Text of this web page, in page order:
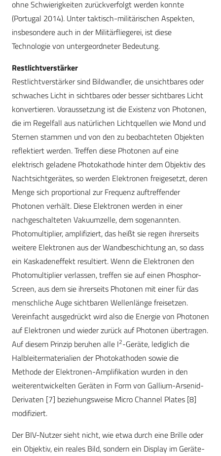
ohne Schwierigkeiten zurückverfolgt werden konnte
(Portugal 2014). Unter taktisch-militärischen Aspekten,
insbesondere auch in der Militärfliegerei, ist diese
Technologie von untergeordneter Bedeutung.
Restlichtverstärker
Restlichtverstärker sind Bildwandler, die unsichtbares oder
schwaches Licht in sichtbares oder besser sichtbares Licht
konvertieren. Voraussetzung ist die Existenz von Photonen,
die im Regelfall aus natürlichen Lichtquellen wie Mond und
Sternen stammen und von den zu beobachteten Objekten
reflektiert werden. Treffen diese Photonen auf eine
elektrisch geladene Photokathode hinter dem Objektiv des
Nachtsichtgerätes, so werden Elektronen freigesetzt, deren
Menge sich proportional zur Frequenz auftreffender
Photonen verhält. Diese Elektronen werden in einer
nachgeschalteten Vakuumzelle, dem sogenannten.
Photomultiplier, amplifiziert, das heißt sie regen ihrerseits
weitere Elektronen aus der Wandbeschichtung an, so dass
ein Kaskadeneffekt resultiert. Wenn die Elektronen den
Photomultiplier verlassen, treffen sie auf einen Phosphor-
Screen, aus dem sie ihrerseits Photonen mit einer für das
menschliche Auge sichtbaren Wellenlänge freisetzen.
Vereinfacht ausgedrückt wird also die Energie von Photonen
auf Elektronen und wieder zurück auf Photonen übertragen.
Auf diesem Prinzip beruhen alle I2-Geräte, lediglich die
Halbleitermaterialien der Photokathoden sowie die
Methode der Elektronen-Amplifikation wurden in den
weiterentwickelten Geräten in Form von Gallium-Arsenid-
Derivaten [7] beziehungsweise Micro Channel Plates [8]
modifiziert.
Der BIV-Nutzer sieht nicht, wie etwa durch eine Brille oder
ein Objektiv, ein reales Bild, sondern ein Display im Geräte-